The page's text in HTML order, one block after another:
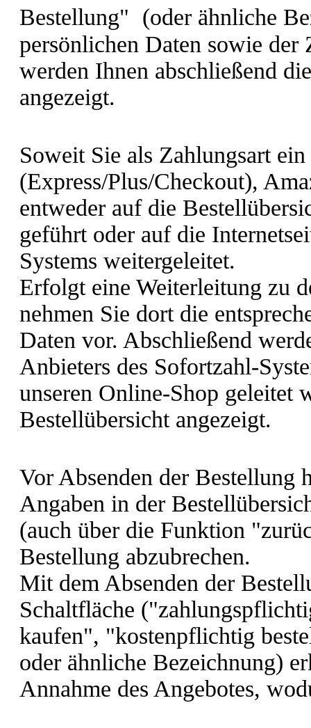
Bestellung" (oder ähnliche
persönlichen Daten sowie der
werden Ihnen abschließend
angezeigt.
Soweit Sie als Zahlungsart
(Express/Plus/Checkout),
entweder auf die
geführt oder auf die
Systems weitergeleitet.
Erfolgt eine Weiterleitung zu
nehmen Sie dort die
Daten vor. Abschließend
Anbieters des Sofortzahl-
unseren Online-Shop geleitet
Bestellübersicht angezeigt.
Vor Absenden der Bestellung
Angaben in der
(auch über die Funktion
Bestellung abzubrechen.
Mit dem Absenden der
Schaltfläche
kaufen", "kostenpflichtig
oder ähnliche Bezeichnung)
Annahme des Angebotes,